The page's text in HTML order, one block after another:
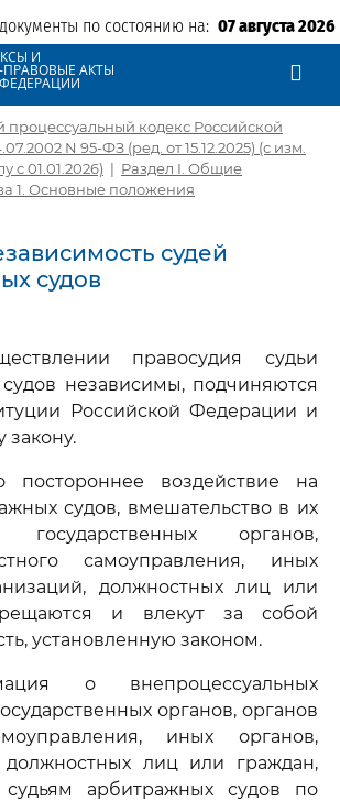
по состоянию на: 07 августа 2026
И
АКТЫ
кодекс Российской
N 95-ФЗ (ред. от 15.12.2025) (с изм.
с 01.01.2026) | Раздел I. Общие
1. Основные положения
судей
судов
правосудия судьи
независимы, подчиняются
Российской Федерации и
закону.
постороннее воздействие на
судов, вмешательство в их
государственных органов,
самоуправления, иных
должностных лиц или
и влекут за собой
установленную законом.
о внепроцессуальных
органов, органов
иных органов,
должностных лиц или граждан,
судьям арбитражных судов по